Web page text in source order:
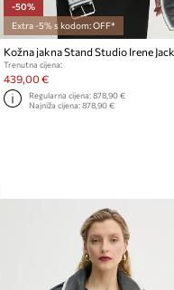
-50%
Extra -5% s kodom: OFF*
Kožna jakna Stand Studio Irene
Trenutna cijena:
439,00 €
Regularna cijena: 878,90 €
Najniža cijena: 878,90 €